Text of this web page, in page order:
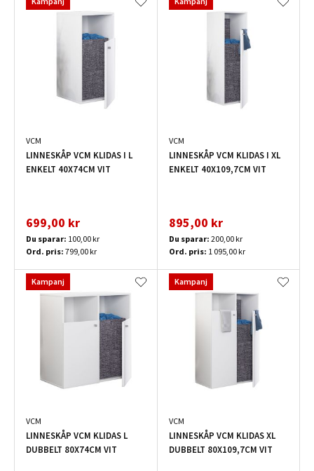
VCM
LINNESKÅP VCM KLIDAS I L
ENKELT 40X74CM VIT
699,00 kr
Du sparar: 100,00 kr
Ord. pris: 799,00 kr
VCM
LINNESKÅP VCM KLIDAS I XL
ENKELT 40X109,7CM VIT
895,00 kr
Du sparar: 200,00 kr
Ord. pris: 1 095,00 kr
Kampanj
VCM
LINNESKÅP VCM KLIDAS L
DUBBELT 80X74CM VIT
Kampanj
VCM
LINNESKÅP VCM KLIDAS XL
DUBBELT 80X109,7CM VIT